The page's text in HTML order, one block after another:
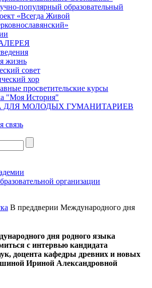
популярный образовательный
«Всегда Живой
жизнь
совет
хор
просветительские курсы
"Моя История"
ДЛЯ МОЛОДЫХ ГУМАНИТАРИЕВ
связь
организации
В преддверии Международного дня
дня родного языка
с интервью кандидата
доцента кафедры древних и новых
Ириной Александровной